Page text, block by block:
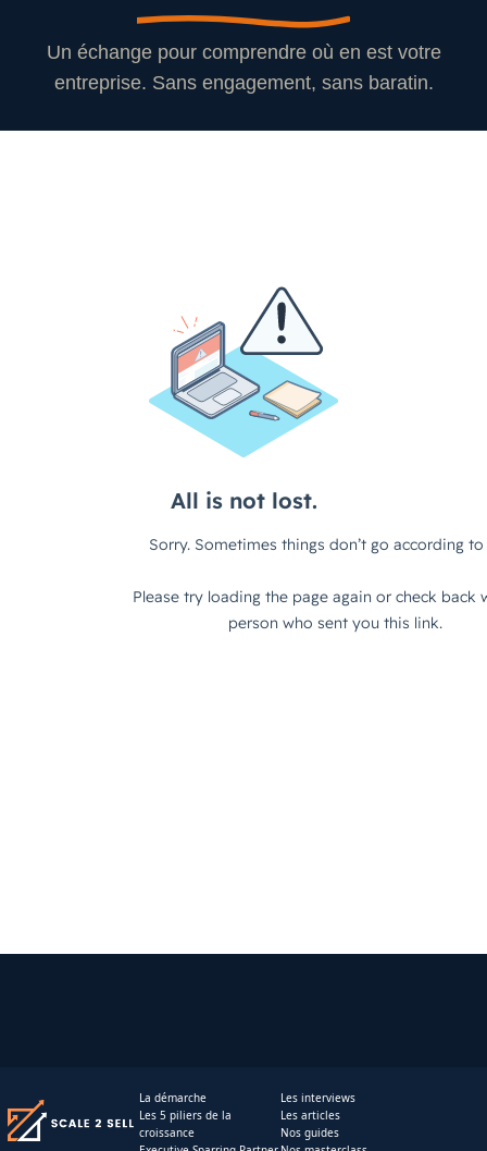
Un échange pour comprendre où en est votre
entreprise. Sans engagement, sans baratin.
La démarche
Les 5 piliers de la
croissance
Les interviews
Les articles
Nos guides